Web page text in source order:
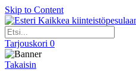
Skip to Content
Kaikkea
Tarjouskori 0
Takaisin